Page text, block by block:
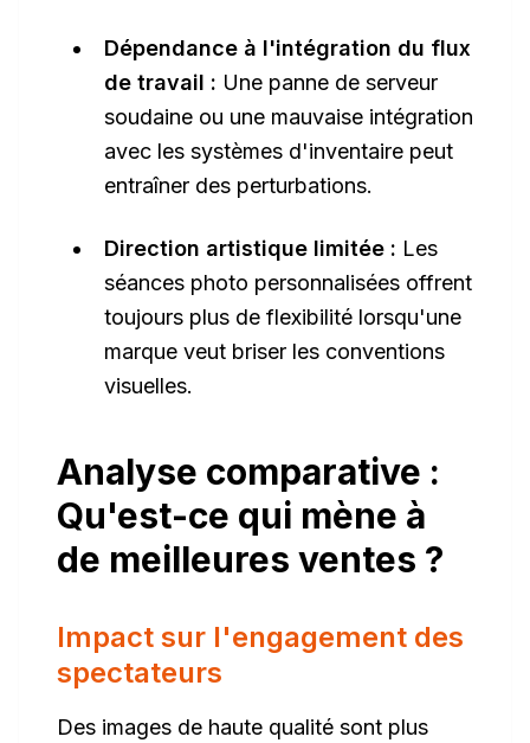
Dépendance à l'intégration du flux
de travail : Une panne de serveur
soudaine ou une mauvaise intégration
avec les systèmes d'inventaire peut
entraîner des perturbations.
Direction artistique limitée : Les
séances photo personnalisées offrent
toujours plus de flexibilité lorsqu'une
marque veut briser les conventions
visuelles.
Analyse comparative :
Qu'est-ce qui mène à
de meilleures ventes ?
Impact sur l'engagement des
spectateurs
Des images de haute qualité sont plus